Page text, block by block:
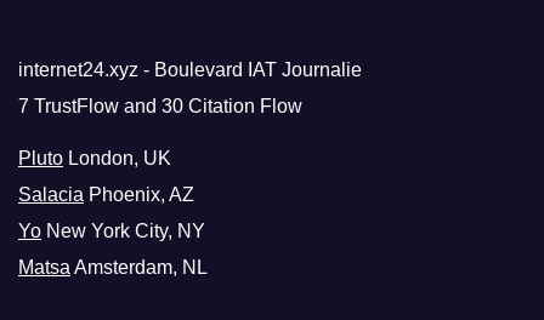
internet24.xyz - Boulevard IAT Journalie
7 TrustFlow and 30 Citation Flow
Pluto London, UK
Salacia Phoenix, AZ
Yo New York City, NY
Matsa Amsterdam, NL